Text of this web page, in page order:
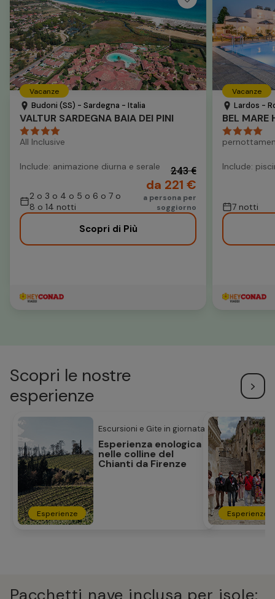
Vacanze
Budoni (SS) - Sardegna - Italia
VALTUR SARDEGNA BAIA DEI PINI
All Inclusive
Include: animazione diurna e serale
2 o 3 o 4 o 5 o 6 o 7 o
8 o 14 notti
243 €
da 221 €
a persona per
soggiorno
Scopri di Più
Vacanze
Lardos -
BEL MARE
Include:
7 notti
Scopri le nostre
esperienze
Esperienze
Escursioni e Gite in giornata
Esperienza enologica
nelle colline del
Chianti da Firenze
Esperienze
Pacchetti nave inclusa per isole: